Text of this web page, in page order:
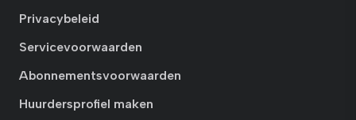
Privacybeleid
Servicevoorwaarden
Abonnementsvoorwaarden
Huurdersprofiel maken